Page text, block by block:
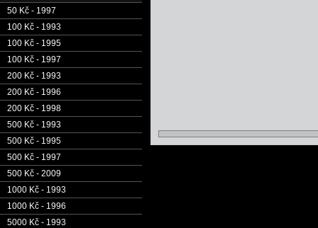
50 Kč - 1997
100 Kč - 1993
100 Kč - 1995
100 Kč - 1997
200 Kč - 1993
200 Kč - 1996
200 Kč - 1998
500 Kč - 1993
500 Kč - 1995
500 Kč - 1997
500 Kč - 2009
1000 Kč - 1993
1000 Kč - 1996
5000 Kč - 1993